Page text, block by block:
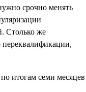
срочно менять
Столько же
переквалификации,